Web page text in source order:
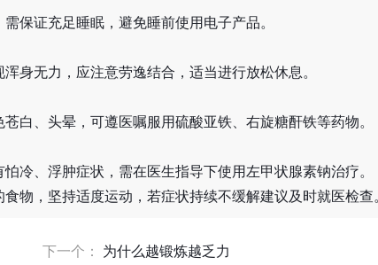
保证充足睡眠，避免睡前使用电子产品。
身无力，应注意劳逸结合，适当进行放松休息。
白、头晕，可遵医嘱服用硫酸亚铁、右旋糖酐铁等药物。
冷、浮肿症状，需在医生指导下使用左甲状腺素钠治疗。
物，坚持适度运动，若症状持续不缓解建议及时就医检查
下一个： 为什么越锻炼越乏力